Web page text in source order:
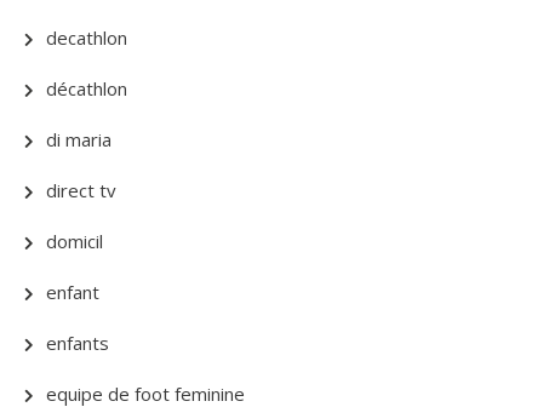
decathlon
décathlon
di maria
direct tv
domicil
enfant
enfants
equipe de foot feminine